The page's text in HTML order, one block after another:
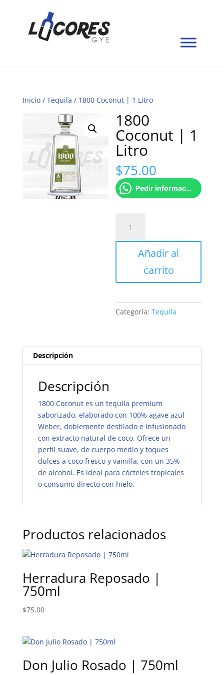
Inicio/ Tequila / 1800 Coconut | 1 Litro
1800
Coconut | 1
Litro
$75.00
Pedir información
Coconut
|
cantidad
Añadir al
carrito
Categoría:Tequila
Descripción
Descripción
1800 Coconut es un tequila premium
saborizado, elaborado con 100% agave azul
Weber, doblemente destilado e infusionado
con extracto natural de coco. Ofrece un
perfil suave, de cuerpo medio y toques
dulces a coco fresco y vainilla, con un 35%
de alcohol. Es ideal para cócteles tropicales
o consumo directo con hielo.
Productos relacionados
Herradura Reposado |
750ml
$75.00
Don Julio Rosado | 750ml